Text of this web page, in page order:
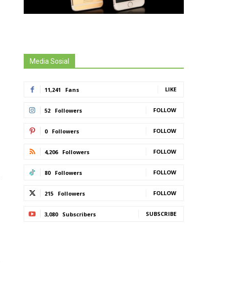
Media Sosial
11,241 Fans LIKE
52 Followers FOLLOW
0 Followers FOLLOW
4,206 Followers FOLLOW
80 Followers FOLLOW
215 Followers FOLLOW
3,080 Subscribers SUBSCRIBE